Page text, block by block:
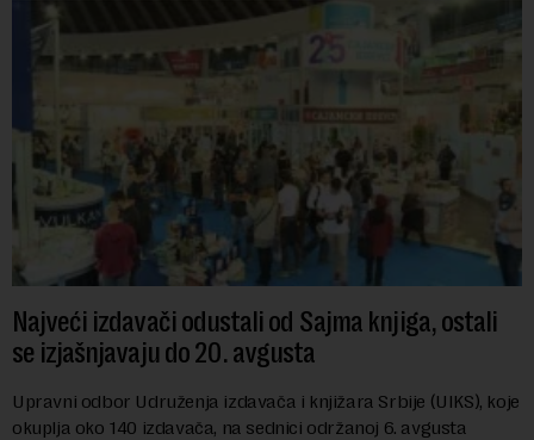
Najveći izdavači odustali od Sajma knjiga, ostali
se izjašnjavaju do 20. avgusta
Upravni odbor Udruženja izdavača i knjižara Srbije (UIKS), koje
okuplja oko 140 izdavača, na sednici održanoj 6. avgusta